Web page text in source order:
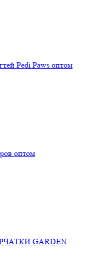
Pedi Paws оптом
оптом
GARDEN